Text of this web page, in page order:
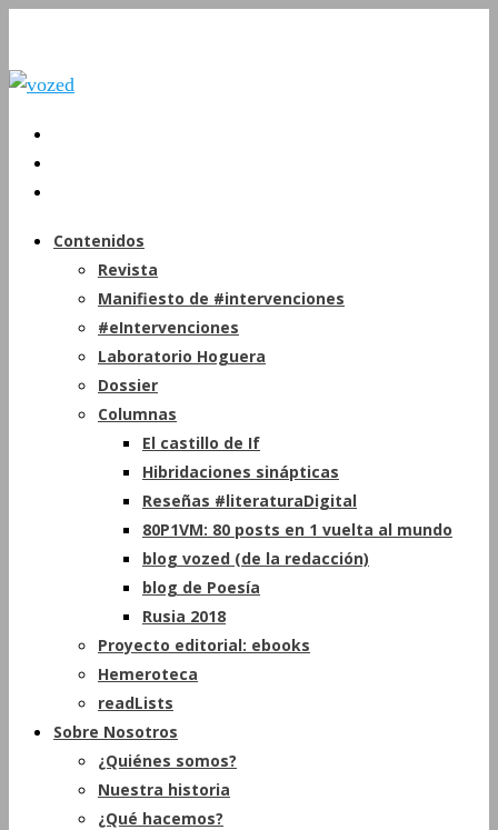
Contenidos
Revista
Manifiesto de #intervenciones
#eIntervenciones
Laboratorio Hoguera
Dossier
Columnas
El castillo de If
Hibridaciones sinápticas
Reseñas #literaturaDigital
80P1VM: 80 posts en 1 vuelta al mundo
blog vozed (de la redacción)
blog de Poesía
Rusia 2018
Proyecto editorial: ebooks
Hemeroteca
readLists
Sobre Nosotros
¿Quiénes somos?
Nuestra historia
¿Qué hacemos?